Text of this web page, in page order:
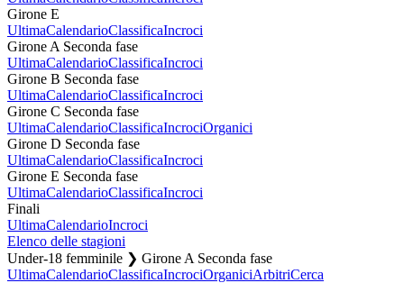
Girone E
UltimaCalendarioClassificaIncroci
Girone A Seconda fase
UltimaCalendarioClassificaIncroci
Girone B Seconda fase
UltimaCalendarioClassificaIncroci
Girone C Seconda fase
UltimaCalendarioClassificaIncrociOrganici
Girone D Seconda fase
UltimaCalendarioClassificaIncroci
Girone E Seconda fase
UltimaCalendarioClassificaIncroci
Finali
UltimaCalendarioIncroci
Elenco delle stagioni
Under-18 femminile ❯ Girone A Seconda fase
UltimaCalendarioClassificaIncrociOrganiciArbitriCerca